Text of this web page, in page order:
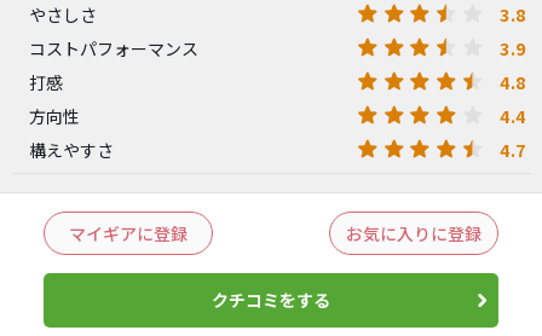
やさしさ 3.8
コストパフォーマンス 3.9
打感 4.8
方向性 4.4
構えやすさ 4.7
マイギアに登録 お気に入りに登録
クチコミをする